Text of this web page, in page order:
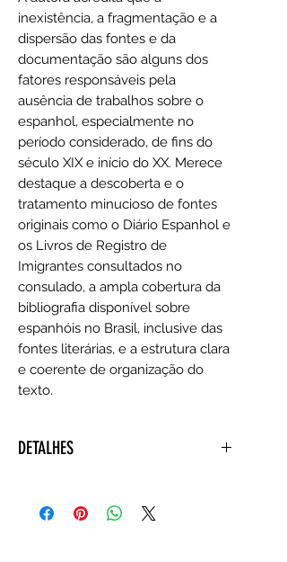
inexistência, a fragmentação e a
dispersão das fontes e da
documentação são alguns dos
fatores responsáveis pela
ausência de trabalhos sobre o
espanhol, especialmente no
período considerado, de fins do
século XIX e início do XX. Merece
destaque a descoberta e o
tratamento minucioso de fontes
originais como o Diário Espanhol e
os Livros de Registro de
Imigrantes consultados no
consulado, a ampla cobertura da
bibliografia disponível sobre
espanhóis no Brasil, inclusive das
fontes literárias, e a estrutura clara
e coerente de organização do
texto.
DETALHES
outubro 2009)
Idioma ‏ : ‎ Português